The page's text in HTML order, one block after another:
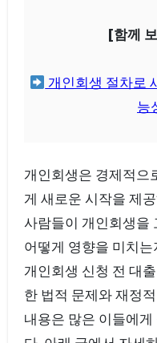
[함께
개인회생 절차로
능
개인회생은 경제적으로 어려운 상황에 처한 이들에
게 새로운 시작을 제
사람들이 개인회생을
어떻게 영향을 미치
개인회생 신청 전 대
한 법적 문제와 재정
내용은 많은 이들에